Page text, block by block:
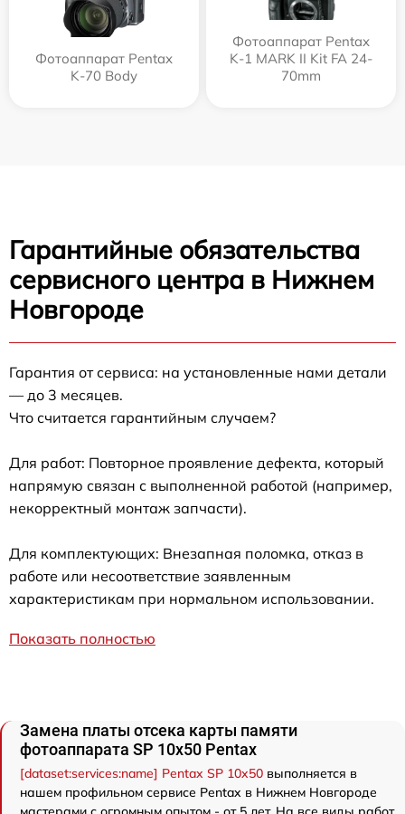
Фотоаппарат Pentax
K-70 Body
Фотоаппарат Pentax
K-1 MARK II Kit FA 24-
70mm
Гарантийные обязательства
сервисного центра в Нижнем
Новгороде
Гарантия от сервиса: на установленные нами детали
— до 3 месяцев.
Что считается гарантийным случаем?
Для работ: Повторное проявление дефекта, который
напрямую связан с выполненной работой (например,
некорректный монтаж запчасти).
Для комплектующих: Внезапная поломка, отказ в
работе или несоответствие заявленным
характеристикам при нормальном использовании.
Показать полностью
Замена платы отсека карты памяти
фотоаппарата SP 10x50 Pentax
[dataset:services:name] Pentax SP 10x50 выполняется в
нашем профильном сервисе Pentax в Нижнем Новгороде